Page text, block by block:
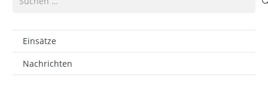
nach:
Einsätze
Nachrichten